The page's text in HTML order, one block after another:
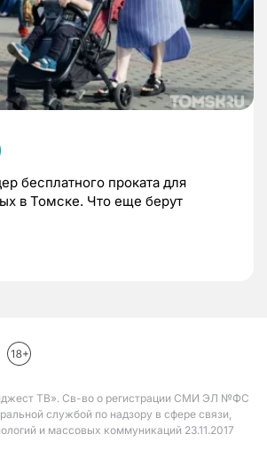
бесплатного проката для
в Томске. Что еще берут
ТВ». Св-во о регистрации СМИ ЭЛ №ФС
службой по надзору в сфере связи,
и массовых коммуникаций 23.11.2017